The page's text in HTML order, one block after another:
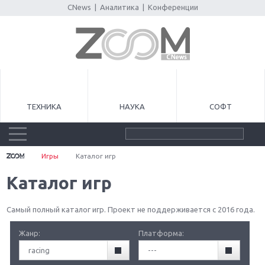
CNews Аналитика Конференции
ТЕХНИКА НАУКА СОФТ
Игры Каталог игр
Каталог игр
Самый полный каталог игр. Проект не поддерживается с 2016 года.
Жанр:
racing
Платформа:
---